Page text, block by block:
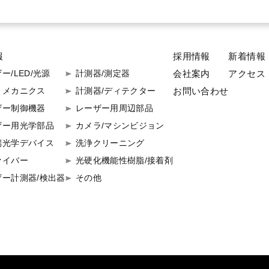
ー/LED/光源
カニクス
制御機器
ー用光学部品
学デバイス
イバー
ー計測器/検出器
計測器/測定器
計測器/ディテクター
レーザー用周辺部品
カメラ/マシンビジョン
洗浄クリーニング
光硬化機能性樹脂/接着剤
その他
採用情報
会社案内
お問い合わせ
新着情報
アクセス